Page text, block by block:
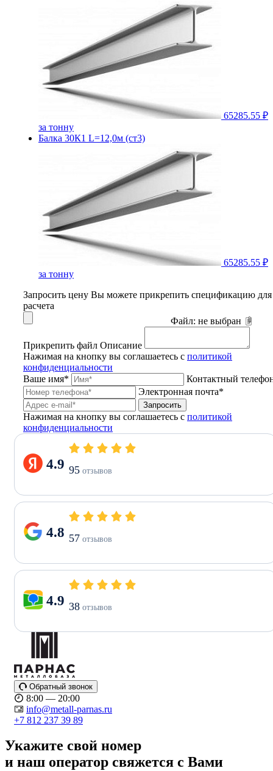
65285.55 ₽
за тонну
Балка 30К1 L=12,0м (ст3)
65285.55 ₽
за тонну
Запросить цену Вы можете прикрепить спецификацию для
расчета
Файл: не выбран
Прикрепить файл Описание
Нажимая на кнопку вы соглашаетесь с политикой
конфиденциальности
Ваше имя*
Контактный
Электронная почта*
Запросить
Нажимая на кнопку вы соглашаетесь с политикой
конфиденциальности
4.9 95 отзывов
4.8 57 отзывов
4.9 38 отзывов
Обратный звонок
8:00 — 20:00
info@metall-parnas.ru
+7 812 237 39 89
Укажите свой номер
и наш оператор свяжется с Вами